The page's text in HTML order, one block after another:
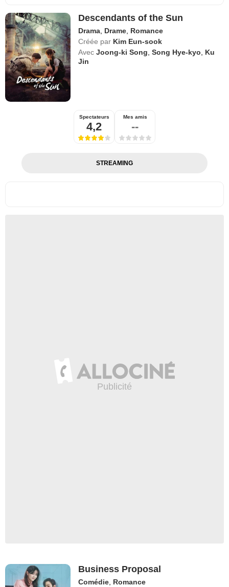
Descendants of the Sun
Drama, Drame, Romance
Créée par Kim Eun-sook
Avec Joong-ki Song,Song Hye-kyo, Ku
Jin
Spectateurs
4,2
Mes amis
--
STREAMING
Business Proposal
Comédie, Romance